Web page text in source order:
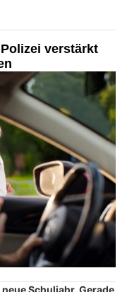
verstärkt
Schuljahr. Gerade